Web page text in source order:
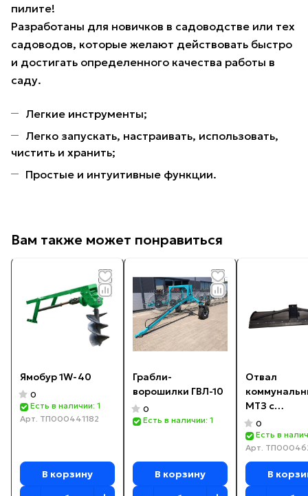
пилите!
Разработаны для новичков в садоводстве или тех
садоводов, которые желают действовать быстро
и достигать определенного качества работы в
саду.
Легкие инструменты;
Легко запускать, настраивать, использовать,
чистить и хранить;
Простые и интуитивные функции.
Вам также может понравиться
Ямобур 1W-40
0
Есть в наличии: 1
Арт. ТП000441182
В корзину
Грабли-
ворошилки ГВЛ-10
0
Есть в наличии: 1
В корзину
Отвал
МТЗ с
ОК 2,5-01
МТЗ 82/80/
0
Есть в
Арт.
В